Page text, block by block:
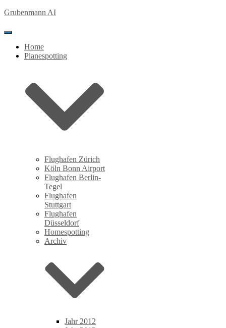
Grubenmann AI
Toggle Navigation
Home
Planespotting
Flughafen Zürich
Köln Bonn Airport
Flughafen Berlin-
Tegel
Flughafen
Stuttgart
Flughafen
Düsseldorf
Homespotting
Archiv
Jahr 2012